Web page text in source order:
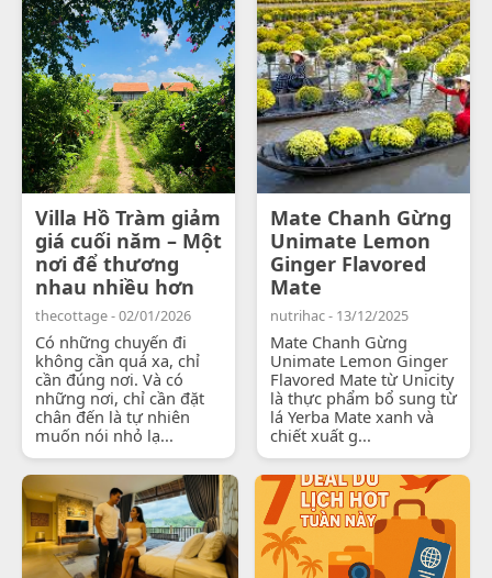
Villa Hồ Tràm giảm
giá cuối năm – Một
nơi để thương
nhau nhiều hơn
thecottage - 02/01/2026
Có những chuyến đi
không cần quá xa, chỉ
cần đúng nơi. Và có
những nơi, chỉ cần đặt
chân đến là tự nhiên
muốn nói nhỏ lạ...
Mate Chanh Gừng
Unimate Lemon
Ginger Flavored
Mate
nutrihac - 13/12/2025
Mate Chanh Gừng
Unimate Lemon Ginger
Flavored Mate từ Unicity
là thực phẩm bổ sung từ
lá Yerba Mate xanh và
chiết xuất g...